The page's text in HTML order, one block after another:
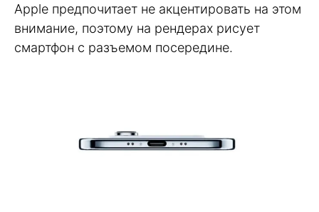
Apple предпочитает не акцентировать на этом
внимание, поэтому на рендерах рисует
смартфон с разъемом посередине.